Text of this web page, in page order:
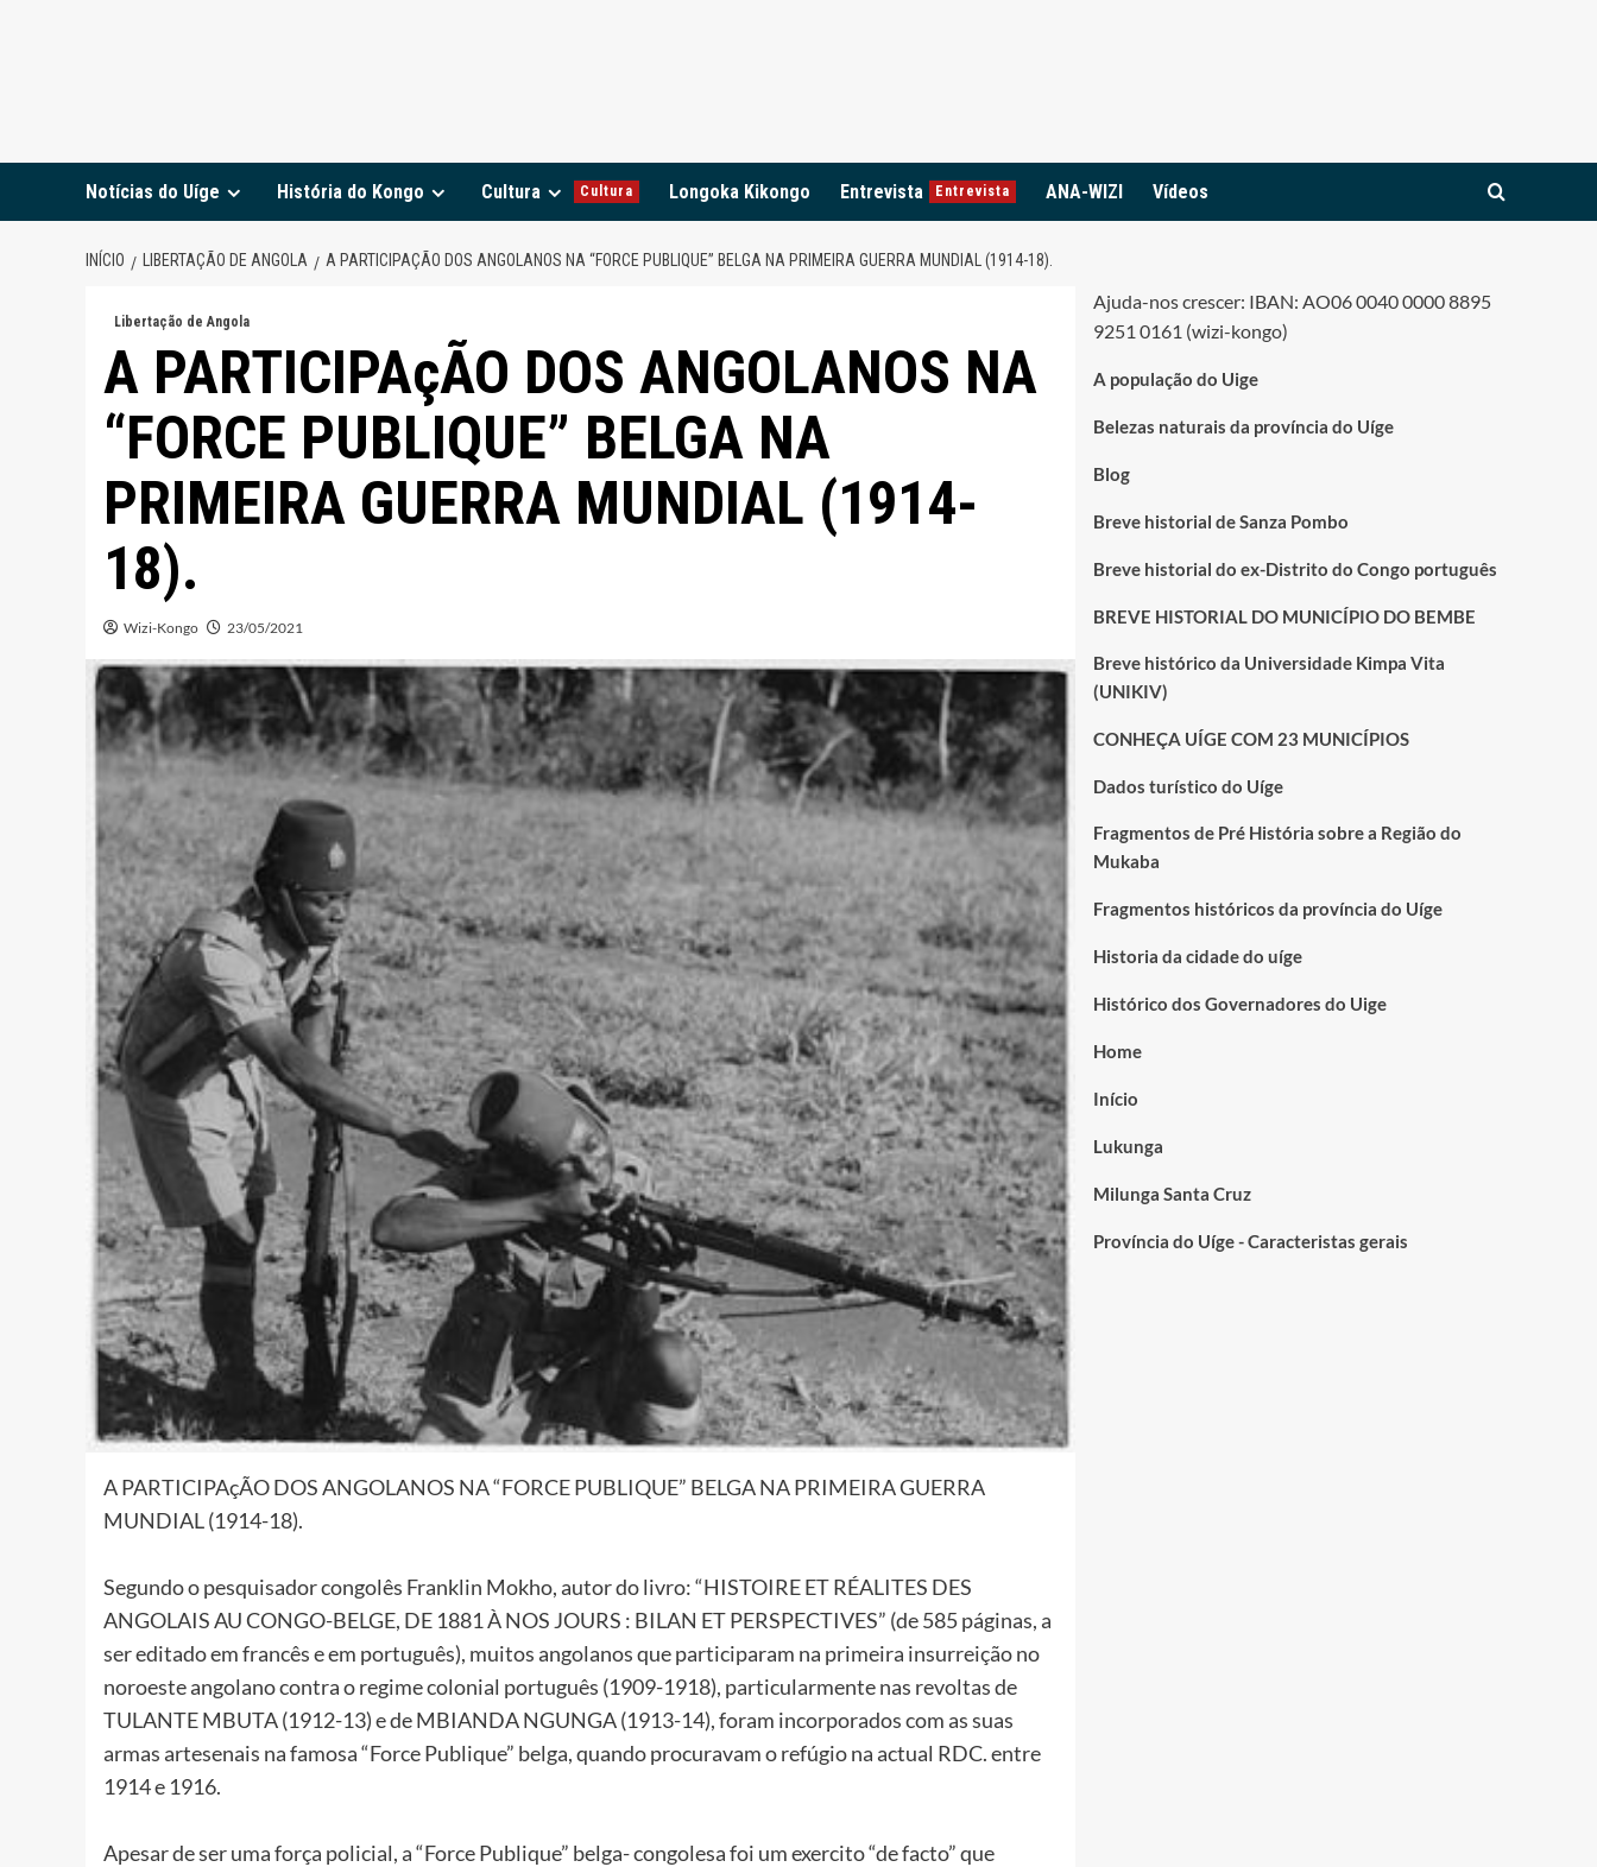
Notícias do Uíge História do Kongo Cultura Cultura Longoka Kikongo Entrevista Entrevista ANA-WIZI Vídeos
INÍCIO LIBERTAÇÃO DE ANGOLA A PARTICIPAÇÃO DOS ANGOLANOS NA “FORCE PUBLIQUE” BELGA NA PRIMEIRA GUERRA MUNDIAL (1914-18).
Libertação de Angola
A PARTICIPAçÃO DOS ANGOLANOS NA
“FORCE PUBLIQUE” BELGA NA
PRIMEIRA GUERRA MUNDIAL (1914-
18).
Wizi-Kongo 23/05/2021
A PARTICIPAçÃO DOS ANGOLANOS NA “FORCE PUBLIQUE” BELGA NA PRIMEIRAGUERRA
MUNDIAL (1914-18).
Segundo o pesquisador congolês Franklin Mokho, autor do livro: “HISTOIRE ET RÉALITES DES
ANGOLAIS AU CONGO-BELGE, DE 1881 À NOS JOURS : BILAN ET PERSPECTIVES” (de 585 páginas, a
ser editado em francês e em português), muitos angolanos que participaram na primeira insurreição no
noroeste angolano contra o regime colonial português (1909-1918), particularmente nas revoltas de
TULANTE MBUTA (1912-13) e de MBIANDA NGUNGA (1913-14), foram incorporados com as suas
armas artesenais na famosa “Force Publique” belga, quando procuravam o refúgio na actual RDC. entre
1914 e 1916.
Apesar de ser uma força policial, a “Force Publique” belga- congolesa foi um exercito “de facto” que
Ajuda-nos crescer: IBAN: AO06 0040 0000 8895
9251 0161 (wizi-kongo)
A população do Uige
Belezas naturais da província do Uíge
Blog
Breve historial de Sanza Pombo
Breve historial do ex-Distrito do Congo português
BREVE HISTORIAL DO MUNICÍPIO DO BEMBE
Breve histórico da Universidade Kimpa Vita
(UNIKIV)
CONHEÇA UÍGE COM 23 MUNICÍPIOS
Dados turístico do Uíge
Fragmentos de Pré História sobre a Região do
Mukaba
Fragmentos históricos da província do Uíge
Historia da cidade do uíge
Histórico dos Governadores do Uige
Home
Início
Lukunga
Milunga Santa Cruz
Província do Uíge - Caracteristas gerais